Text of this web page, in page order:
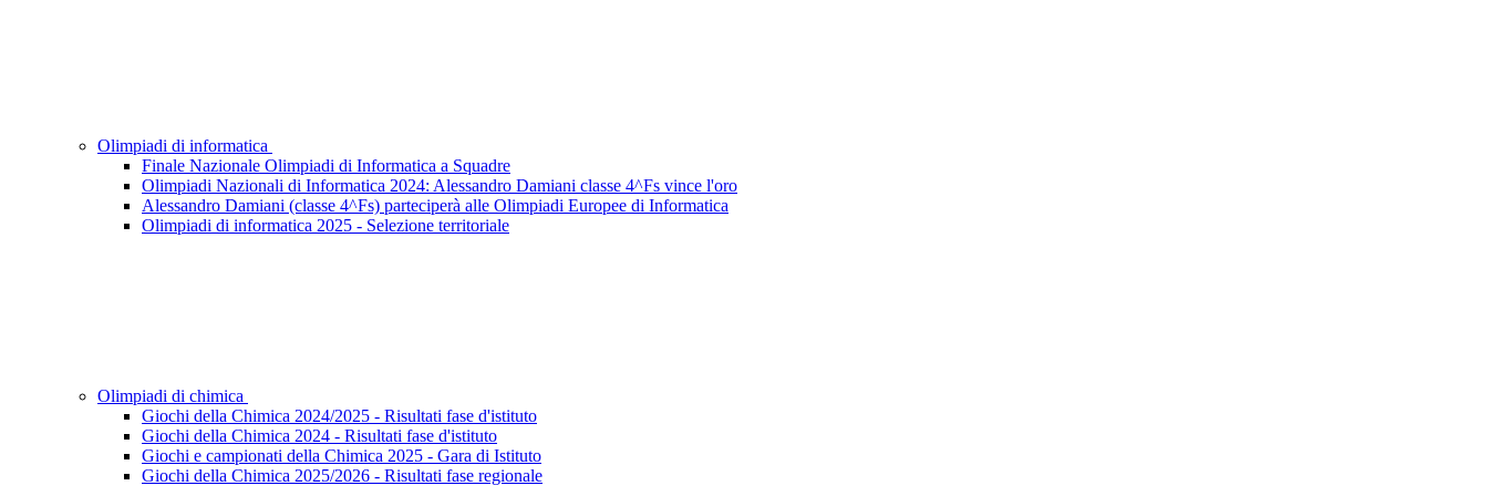
Olimpiadi di informatica
Finale Nazionale Olimpiadi di Informatica a Squadre
Olimpiadi Nazionali di Informatica 2024: Alessandro Damiani classe 4^Fs vince l'oro
Alessandro Damiani (classe 4^Fs) parteciperà alle Olimpiadi Europee di Informatica
Olimpiadi di informatica 2025 - Selezione territoriale
Olimpiadi di chimica
Giochi della Chimica 2024/2025 - Risultati fase d'istituto
Giochi della Chimica 2024 - Risultati fase d'istituto
Giochi e campionati della Chimica 2025 - Gara di Istituto
Giochi della Chimica 2025/2026 - Risultati fase regionale